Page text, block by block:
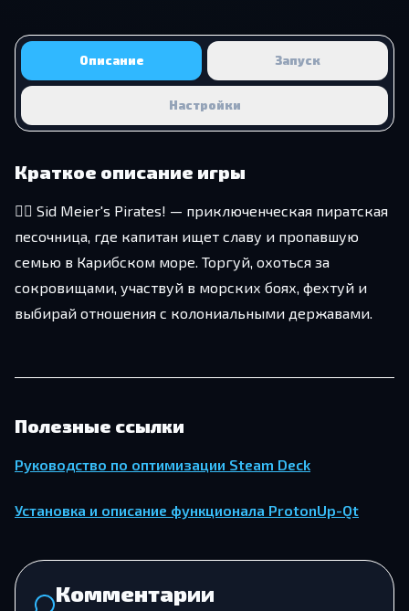
Описание Запуск
Настройки
Краткое описание игры
🏴‍☠️ Sid Meier's Pirates! — приключенческая пиратская
песочница, где капитан ищет славу и пропавшую
семью в Карибском море. Торгуй, охоться за
сокровищами, участвуй в морских боях, фехтуй и
выбирай отношения с колониальными державами.
Полезные ссылки
Руководство по оптимизации Steam Deck
Установка и описание функционала ProtonUp-Qt
Комментарии